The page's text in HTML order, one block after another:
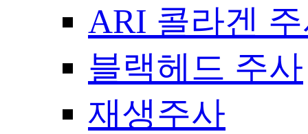
ARI 콜라겐
블랙헤드 주사
재생주사